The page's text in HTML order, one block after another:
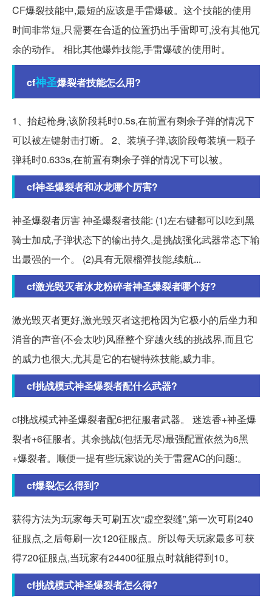
CF爆裂技能中,最短的应该是手雷爆破。这个技能的使用
时间非常短,只需要在合适的位置扔出手雷即可,没有其他冗
余的动作。 相比其他爆炸技能,手雷爆破的使用时。
cf神圣爆裂者技能怎么用?
1、抬起枪身,该阶段耗时0.5s,在前置有剩余子弹的情况下
可以被左键射击打断。 2、装填子弹,该阶段每装填一颗子
弹耗时0.633s,在前置有剩余子弹的情况下可以被。
cf神圣爆裂者和冰龙哪个厉害?
神圣爆裂者厉害 神圣爆裂者技能: (1)左右键都可以吃到黑
骑士加成,子弹状态下的输出持久,是挑战强化武器常态下输
出最强的一个。 (2)具有无限榴弹技能,续航...
cf激光毁灭者冰龙粉碎者神圣爆裂者哪个好?
激光毁灭者更好,激光毁灭者这把枪因为它极小的后坐力和
消音的声音(不会太吵)风靡整个穿越火线的挑战界,而且它
的威力也很大,尤其是它的右键特殊技能,威力非。
cf挑战模式神圣爆裂者配什么武器?
cf挑战模式神圣爆裂者配6把征服者武器。 迷迭香+神圣爆
裂者+6征服者。其余挑战(包括无尽)最强配置依然为6黑
+爆裂者。顺便一提有些玩家说的关于雷霆AC的问题:。
cf爆裂怎么得到?
获得方法为:玩家每天可刷五次“虚空裂缝”,第一次可刷240
征服点,之后每刷一次120征服点。所以每天玩家最多可获
得720征服点,当玩家有24400征服点时就能得到10。
cf挑战模式神圣爆裂者怎么得?